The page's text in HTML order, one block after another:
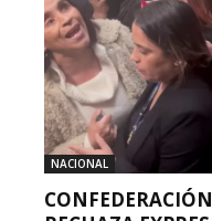
NACIONAL